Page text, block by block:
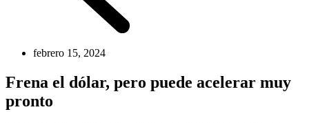
febrero 15, 2024
Frena el dólar, pero puede acelerar muy
pronto